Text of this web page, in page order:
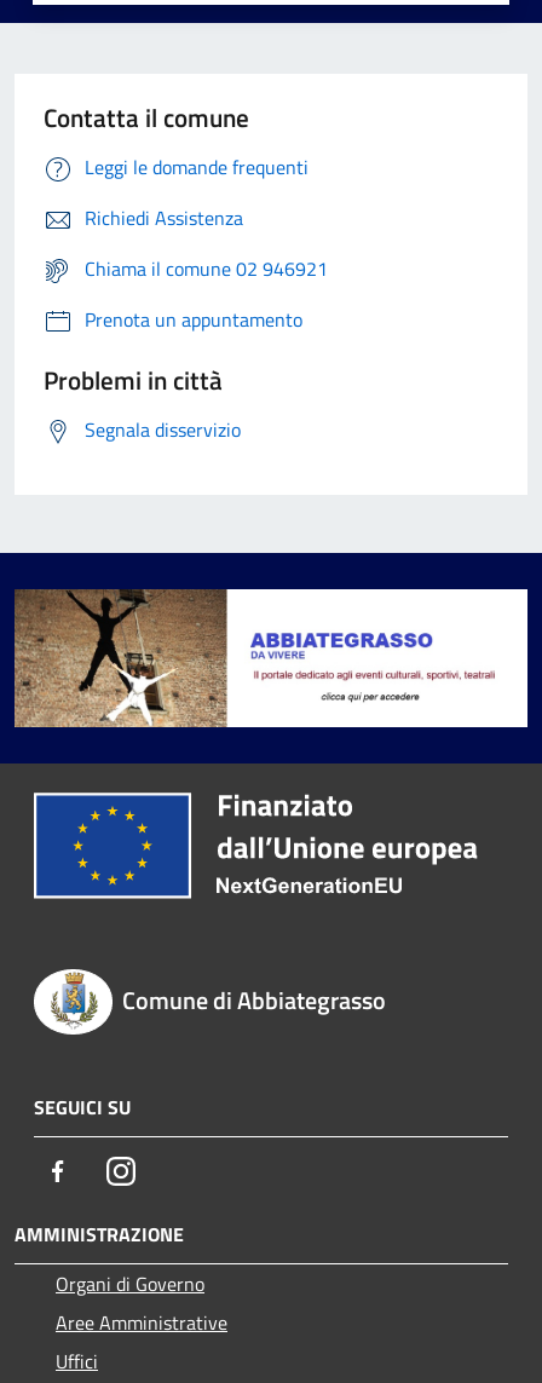
Contatta il comune
Leggi le domande frequenti
Richiedi Assistenza
Chiama il comune 02 946921
Prenota un appuntamento
Problemi in città
Segnala disservizio
Comune di Abbiategrasso
SEGUICI SU
FacebookInstagram
AMMINISTRAZIONE
Organi di Governo
Aree Amministrative
Uffici